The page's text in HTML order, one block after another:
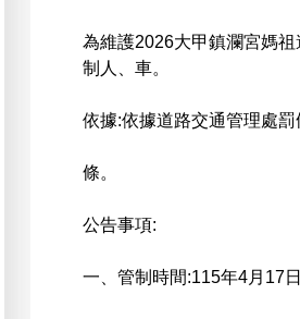
為維護2026大甲鎮瀾宮媽
制人、車。
依據:依據道路交通管理處
條。
公告事項:
一、管制時間:115年4月17